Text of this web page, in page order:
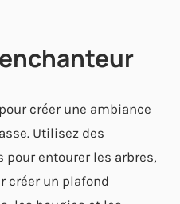
créer une ambiance
Utilisez des
entourer les arbres,
créer un plafond